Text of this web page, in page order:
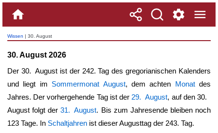
Wissen | 30. August
30. August 2026
Der 30. Augustist der 242. Tag des gregorianischen Kalenders
und liegt im Sommermonat August, dem achten Monatdes
Jahres. Der vorhergehende Tag ist der 29. August, auf den30.
August folgt der31. August. Bis zum Jahresende bleiben noch
123 Tage. In Schaltjahren ist dieser Augusttag der 243. Tag.